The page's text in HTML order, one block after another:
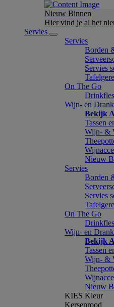
Nieuw Binnen
Hier vind je al het
Servies
Servies
Borden
Servies
On The Go
Wijn- en
Bekijk
Tassen
Wijn- &
Nieuw
Servies
Borden
Servies
On The Go
Wijn- en
Bekijk
Tassen
Wijn- &
Nieuw
KIES Kleur
Kersenrood